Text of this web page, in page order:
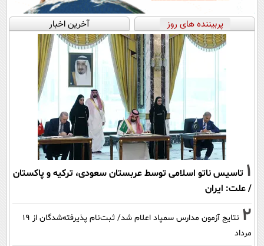
پربیننده های روز آخرین اخبار
1 تاسیس ناتو اسلامی توسط عربستان سعودی، ترکیه و پاکستان
/ علت: ایران
2
نتایج آزمون مدارس سمپاد اعلام شد/ ثبت‌نام پذیرفته‌شدگان از ۱۹
مرداد